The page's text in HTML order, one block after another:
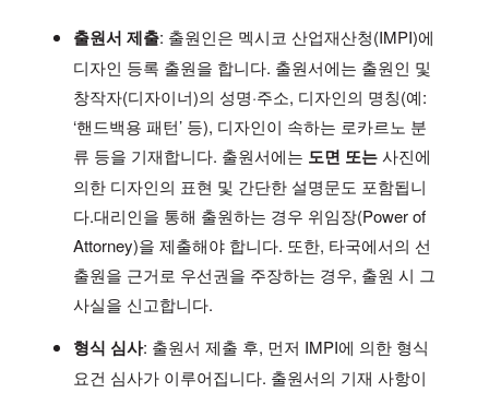
출원서 제출: 출원인은 멕시코 산업재산청(IMPI)에
디자인 등록 출원을 합니다. 출원서에는 출원인 및
창작자(디자이너)의 성명·주소, 디자인의 명칭(예:
‘핸드백용 패턴’ 등), 디자인이 속하는 로카르노 분
류 등을 기재합니다. 출원서에는 도면 또는사진에
의한 디자인의 표현 및 간단한 설명문도 포함됩니
다.대리인을 통해 출원하는 경우 위임장(Power of
Attorney)을 제출해야 합니다. 또한, 타국에서의 선
출원을 근거로 우선권을 주장하는 경우, 출원 시 그
사실을 신고합니다.
형식 심사: 출원서 제출 후, 먼저 IMPI에 의한 형식
요건 심사가 이루어집니다. 출원서의 기재 사항이